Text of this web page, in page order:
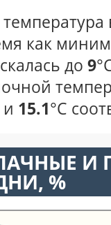
как
до 9
и 15.1°С
И
%